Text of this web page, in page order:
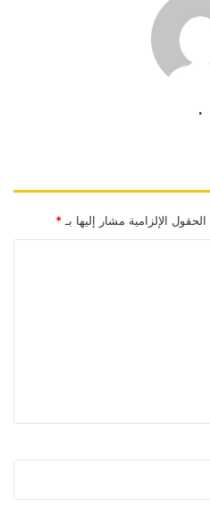
.
الحقول الإلزامية مشار إليها بـ *